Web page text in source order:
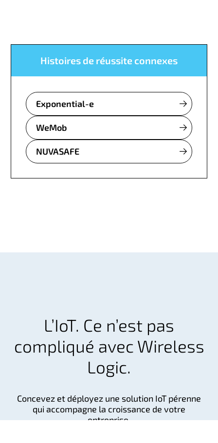
Histoires de réussite connexes
Exponential-e
WeMob
NUVASAFE
L’IoT. Ce n’est pas
compliqué avec Wireless
Logic.
Concevez et déployez une solution IoT pérenne
qui accompagne la croissance de votre
entreprise.